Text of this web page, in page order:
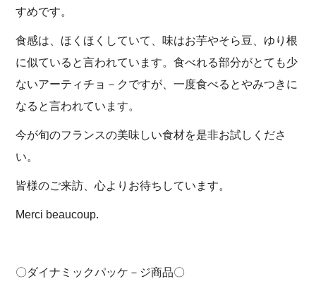
すめです。
食感は、ほくほくしていて、味はお芋やそら豆、ゆり根
に似ていると言われています。食べれる部分がとても少
ないアーティチョ－クですが、一度食べるとやみつきに
なると言われています。
今が旬のフランスの美味しい食材を是非お試しくださ
い。
皆様のご来訪、心よりお待ちしています。
Merci beaucoup.
〇ダイナミックパッケ－ジ商品〇